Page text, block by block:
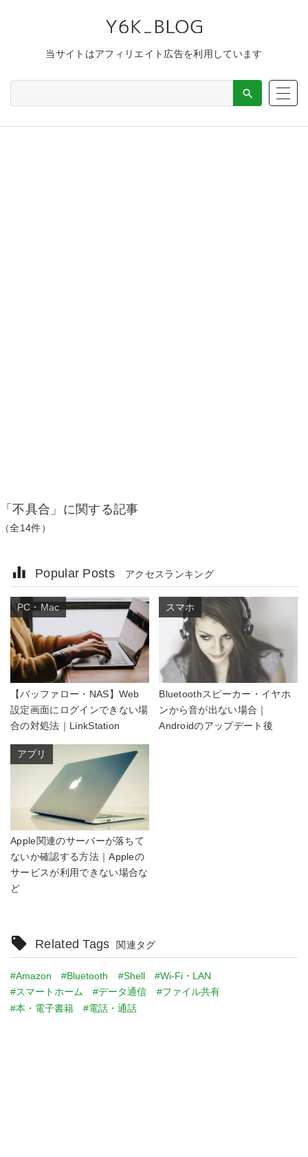
当サイトはアフィリエイト広告を利用しています
「不具合」に関する記事
（全14件）
Popular Posts アクセスランキング
PC・Mac
【バッファロー・NAS】Web
設定画面にログインできない場
合の対処法｜LinkStation
スマホ
Bluetoothスピーカー・イヤホ
ンから音が出ない場合｜
Androidのアップデート後
アプリ
Apple関連のサーバーが落ちて
ないか確認する方法｜Appleの
サービスが利用できない場合な
ど
Related Tags 関連タグ
#Amazon #Bluetooth #Shell
#Wi-Fi・LAN
#スマートホーム
#データ通信
#ファイル共有
#本・電子書籍
#電話・通話